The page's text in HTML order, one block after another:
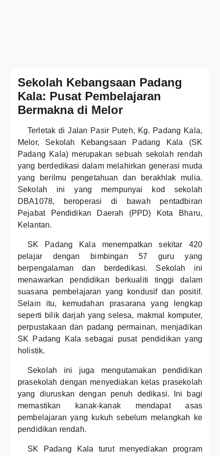
Sekolah Kebangsaan Padang
Kala: Pusat Pembelajaran
Bermakna di Melor
Terletak di Jalan Pasir Puteh, Kg. Padang Kala,
Melor, Sekolah Kebangsaan Padang Kala (SK
Padang Kala) merupakan sebuah sekolah rendah
yang berdedikasi dalam melahirkan generasi muda
yang berilmu pengetahuan dan berakhlak mulia.
Sekolah ini yang mempunyai kod sekolah
DBA1078, beroperasi di bawah pentadbiran
Pejabat Pendidikan Daerah (PPD) Kota Bharu,
Kelantan.
SK Padang Kala menempatkan sekitar 420
pelajar dengan bimbingan 57 guru yang
berpengalaman dan berdedikasi. Sekolah ini
menawarkan pendidikan berkualiti tinggi dalam
suasana pembelajaran yang kondusif dan positif.
Selain itu, kemudahan prasarana yang lengkap
seperti bilik darjah yang selesa, makmal komputer,
perpustakaan dan padang permainan, menjadikan
SK Padang Kala sebagai pusat pendidikan yang
holistik.
Sekolah ini juga mengutamakan pendidikan
prasekolah dengan menyediakan kelas prasekolah
yang diuruskan dengan penuh dedikasi. Ini bagi
memastikan kanak-kanak mendapat asas
pembelajaran yang kukuh sebelum melangkah ke
pendidikan rendah.
SK Padang Kala turut menyediakan program